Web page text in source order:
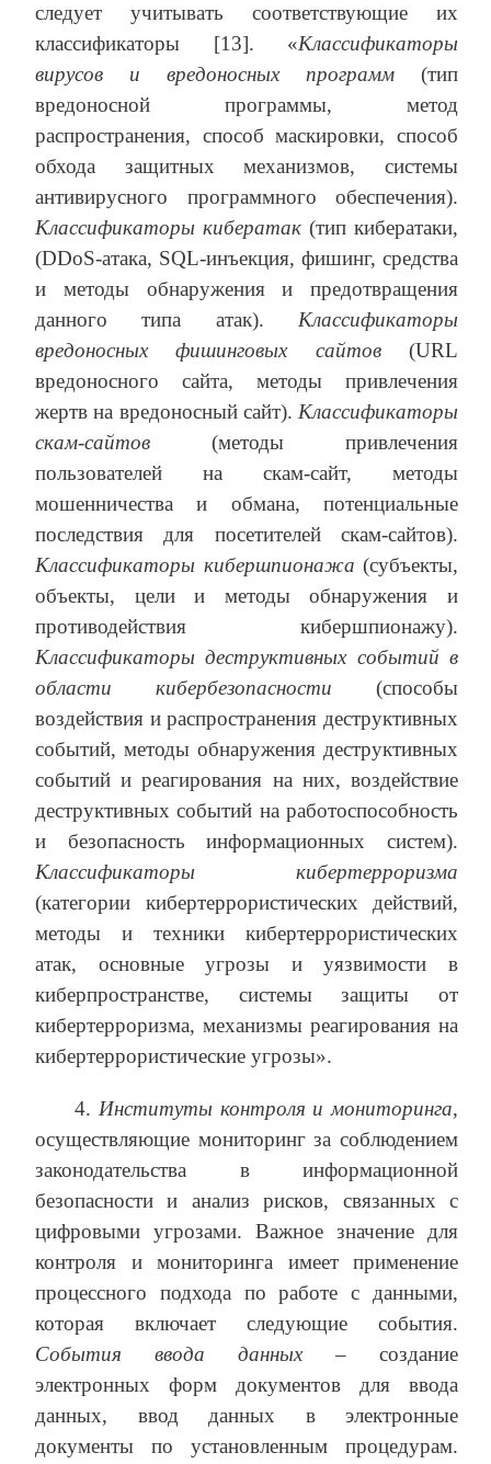
следует учитывать соответствующие их
классификаторы [13]. «Классификаторы
вирусов и вредоносных программ (тип
вредоносной программы, метод
распространения, способ маскировки, способ
обхода защитных механизмов, системы
антивирусного программного обеспечения).
Классификаторы кибератак (тип кибератаки,
(DDoS-атака, SQL-инъекция, фишинг, средства
и методы обнаружения и предотвращения
данного типа атак). Классификаторы
вредоносных фишинговых сайтов(URL
вредоносного сайта, методы привлечения
жертв на вредоносный сайт). Классификаторы
скам-сайтов (методы привлечения
пользователей на скам-сайт, методы
мошенничества и обмана, потенциальные
последствия для посетителей скам-сайтов).
Классификаторы кибершпионажа (субъекты,
объекты, цели и методы обнаружения и
противодействия кибершпионажу).
Классификаторы деструктивных событий в
области кибербезопасности (способы
воздействия и распространения деструктивных
событий, методы обнаружения деструктивных
событий и реагирования на них, воздействие
деструктивных событий на работоспособность
и безопасность информационных систем).
Классификаторы кибертерроризма
(категории кибертеррористических действий,
методы и техники кибертеррористических
атак, основные угрозы и уязвимости в
киберпространстве, системы защиты от
кибертерроризма, механизмы реагирования на
кибертеррористические угрозы».
4. Институты контроля и мониторинга,
осуществляющие мониторинг за соблюдением
законодательства в информационной
безопасности и анализ рисков, связанных с
цифровыми угрозами. Важное значение для
контроля и мониторинга имеет применение
процессного подхода по работе с данными,
которая включает следующие события.
События ввода данных– создание
электронных форм документов для ввода
данных, ввод данных в электронные
документы по установленным процедурам.